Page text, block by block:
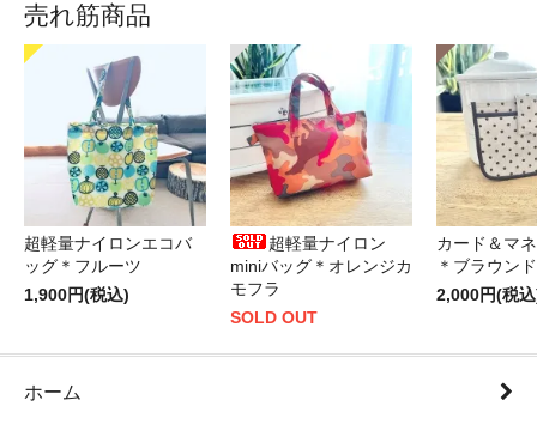
売れ筋商品
超軽量ナイロンエコバ
ッグ＊フルーツ
1,900円(税込)
超軽量ナイロン
miniバッグ＊オレンジカ
モフラ
SOLD OUT
カード＆マ
＊ブラウン
2,000円(税
ホーム